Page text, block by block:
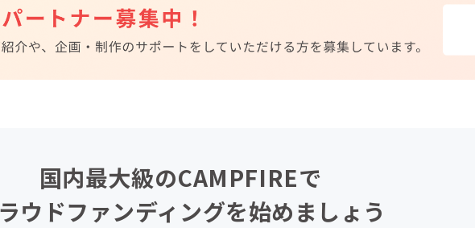
国内最大級のCAMPFIREで
ウドファンディングを始めましょう